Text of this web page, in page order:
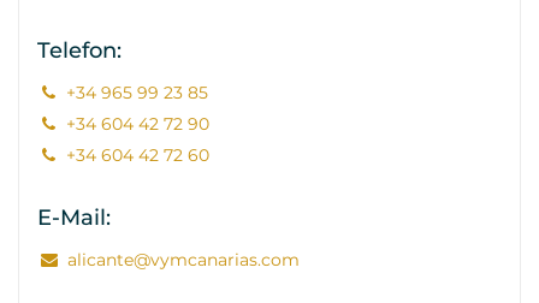
Telefon:
+34 965 99 23 85
+34 604 42 72 90
+34 604 42 72 60
E-Mail:
alicante@vymcanarias.com